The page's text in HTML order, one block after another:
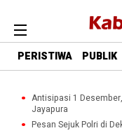
PERISTIWA PUBLIK
Antisipasi 1
Jayapura
Pesan Sejuk Polri di